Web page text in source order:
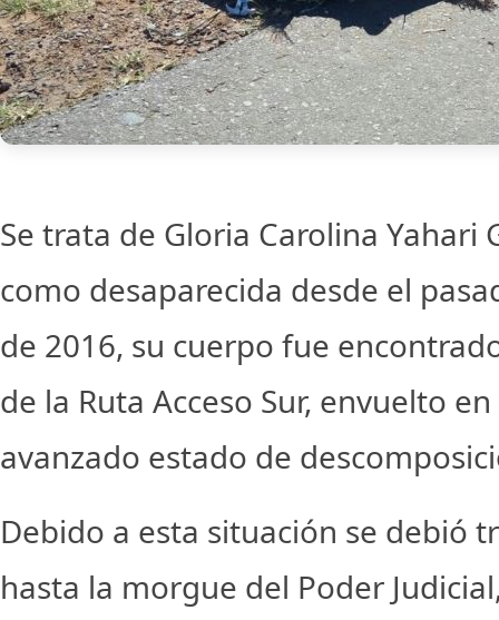
Se trata de Gloria Carolina Yahari
como desaparecida desde el
de 2016, su cuerpo fue
de la Ruta Acceso Sur, envuelto
avanzado estado de
Debido a esta situación se debió
hasta la morgue del Poder